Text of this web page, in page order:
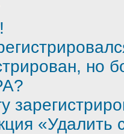
но
«Удалить